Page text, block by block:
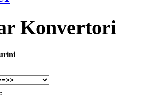
Konvertori